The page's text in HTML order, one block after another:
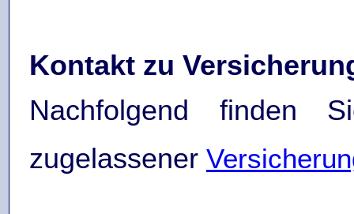
Kontakt zu
Nachfolgend finden
zugelassener